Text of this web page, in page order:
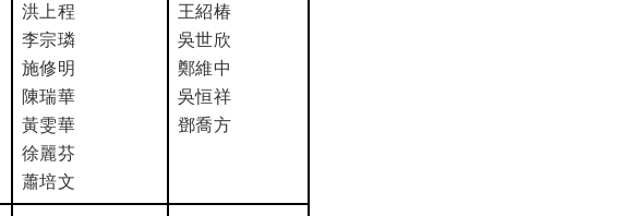
洪上程
李宗璘
施修明
陳瑞華
黃雯華
徐麗芬
蕭培文
王紹椿
吳世欣
鄭維中
吳恒祥
鄧喬方